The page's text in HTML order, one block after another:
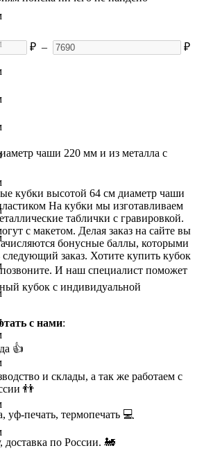
₽ – ₽
чаши 220 мм и из металла с
кубки высотой 64 см диаметр чаши
На кубки мы изготавливаем
таблички с гравировкой.
с макетом. Делая заказ на сайте вы
бонусные баллы, которыми
заказ. Хотите купить кубок
И наш специалист поможет
кубок с индивидуальной
с нами:
👍
и склады, а так же работаем с
👬
уф-печать, термопечать 💻
по России. 🚂